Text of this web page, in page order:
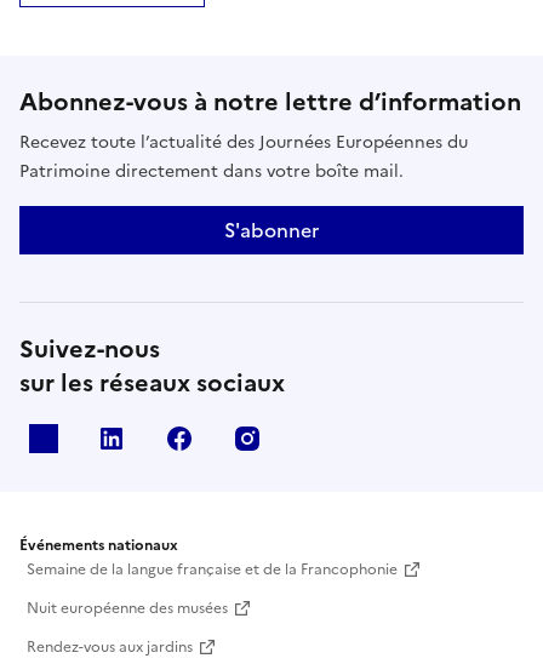
Abonnez-vous à notre lettre d’information
Recevez toute l’actualité des Journées Européennes du
Patrimoine directement dans votre boîte mail.
S'abonner
Suivez-nous
sur les réseaux sociaux
Linkedin Facebook
Événements nationaux
Semaine de la langue française et de la Francophonie
Nuit européenne des musées
Rendez-vous aux jardins